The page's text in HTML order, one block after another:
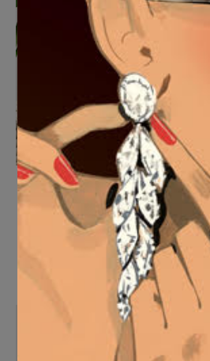
Pool Party
Desde 165
SELECCIONAR